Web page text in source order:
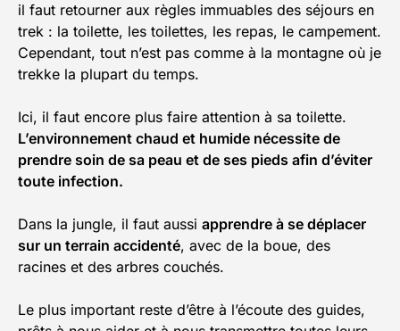
il faut retourner aux règles immuables des séjours en
trek : la toilette, les toilettes, les repas, le campement.
Cependant, tout n’est pas comme à la montagne où je
trekke la plupart du temps.
Ici, il faut encore plus faire attention à sa toilette.
L’environnement chaud et humide nécessite de
prendre soin de sa peau et de ses pieds afin d’éviter
toute infection.
Dans la jungle, il faut aussi apprendre à se déplacer
sur un terrain accidenté, avec de la boue, des
racines et des arbres couchés.
Le plus important reste d’être à l’écoute des guides,